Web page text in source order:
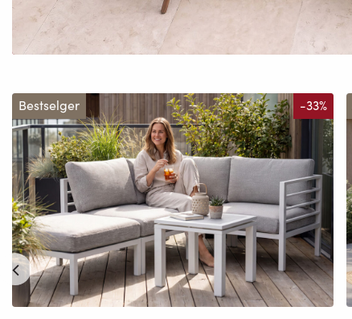
Bestselger -33%